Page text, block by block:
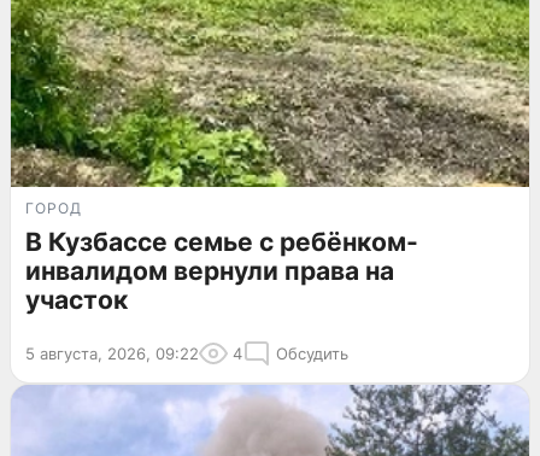
ГОРОД
В Кузбассе семье с ребёнком-
инвалидом вернули права на
участок
5 августа, 2026, 09:22 4 Обсудить